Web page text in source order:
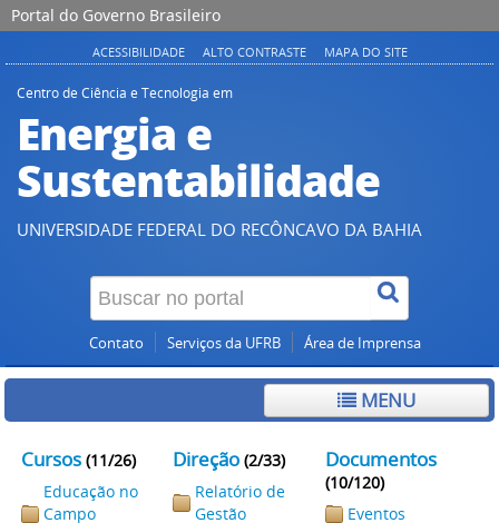
Portal do Governo Brasileiro
ACESSIBILIDADE ALTO CONTRASTE MAPA DO SITE
Centro de Ciência e Tecnologia em
Energia e
Sustentabilidade
UNIVERSIDADE FEDERAL DO RECÔNCAVO DA BAHIA
Contato Serviços da UFRB Área de Imprensa
MENU
Cursos (11/26)
Educação no
Campo
Direção (2/33)
Relatório de
Gestão
Documentos
(10/120)
Eventos